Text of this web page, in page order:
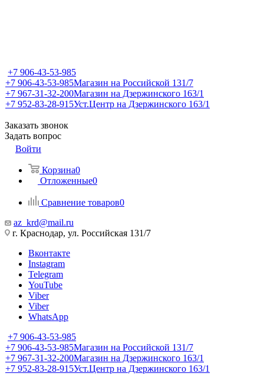
+7 906-43-53-985
+7 906-43-53-985Магазин на Российской 131/7
+7 967-31-32-200Магазин на Дзержинского 163/1
+7 952-83-28-915Уст.Центр на Дзержинского 163/1
Заказать звонок
Задать вопрос
Войти
Корзина0
Отложенные0
Сравнение товаров0
az_krd@mail.ru
г. Краснодар, ул. Российская 131/7
Вконтакте
Instagram
Telegram
YouTube
Viber
Viber
WhatsApp
+7 906-43-53-985
+7 906-43-53-985Магазин на Российской 131/7
+7 967-31-32-200Магазин на Дзержинского 163/1
+7 952-83-28-915Уст.Центр на Дзержинского 163/1